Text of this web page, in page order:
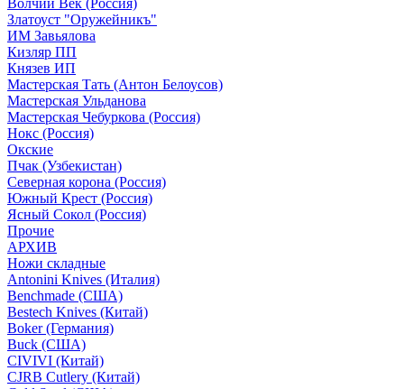
Волчий Век (Россия)
Златоуст "Оружейникъ"
ИМ Завьялова
Кизляр ПП
Князев ИП
Мастерская Тать (Антон Белоусов)
Мастерская Ульданова
Мастерская Чебуркова (Россия)
Нокс (Россия)
Окские
Пчак (Узбекистан)
Северная корона (Россия)
Южный Крест (Россия)
Ясный Сокол (Россия)
Прочие
АРХИВ
Ножи складные
Antonini Knives (Италия)
Benchmade (США)
Bestech Knives (Китай)
Boker (Германия)
Buck (США)
CIVIVI (Китай)
CJRB Cutlery (Китай)